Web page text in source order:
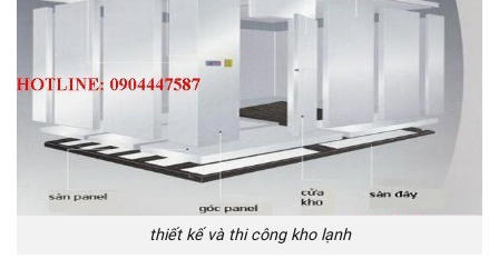
thiết kế và thi công kho lạnh